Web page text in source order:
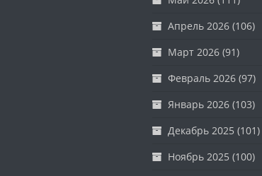
Апрель 2026(106)
Март 2026(91)
Февраль 2026(97)
Январь 2026(103)
Декабрь 2025 (101)
Ноябрь 2025 (100)